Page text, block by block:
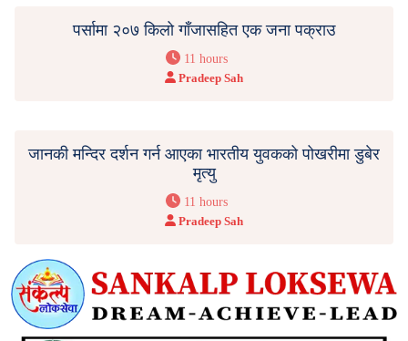
पर्सामा २०७ किलो गाँजासहित एक जना पक्राउ
11 hours
Pradeep Sah
जानकी मन्दिर दर्शन गर्न आएका भारतीय युवकको पोखरीमा डुबेर
मृत्यु
11 hours
Pradeep Sah